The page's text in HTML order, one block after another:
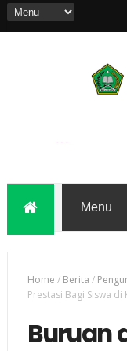
Home / Berita /
Prestasi Bagi Siswa
Buruan